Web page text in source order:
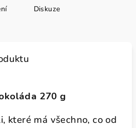
Diskuze
270 g
které má všechno, co od